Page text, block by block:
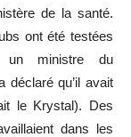
de la santé.
ont été testées
un ministre du
déclaré qu’il avait
le Krystal). Des
dans les